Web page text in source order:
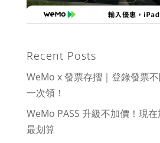
Recent Posts
WeMo x 發票存摺｜登錄發票
一次領！
WeMo PASS 升級不加價！現
最划算